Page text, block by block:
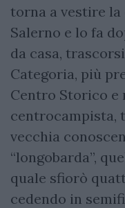
torna a vestire la
Salerno e lo fa
da casa,
Categoria, più
Centro Storico e
centrocampista,
vecchia
“longobarda”,
quale sfiorò
cedendo in